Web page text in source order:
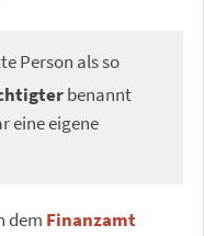
Person als so
benannt
eine eigene
dem Finanzamt